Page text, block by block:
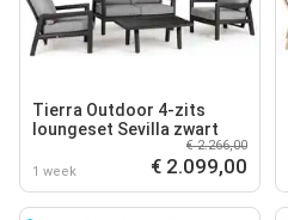
Tierra Outdoor 4-zits
loungeset Sevilla zwart
1 week
€ 2.266,00
€ 2.099,00